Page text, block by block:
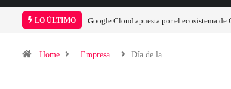
LO ÚLTIMO Google Cloud apuesta por el ecosistema de
Home Empresa Día de la…